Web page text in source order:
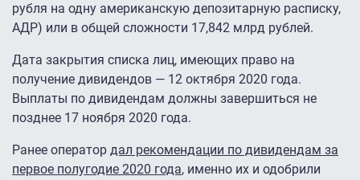
рубля на одну американскую депозитарную расписку,
АДР) или в общей сложности 17,842 млрд рублей.
Дата закрытия списка лиц, имеющих право на
получение дивидендов — 12 октября 2020 года.
Выплаты по дивидендам должны завершиться не
позднее 17 ноября 2020 года.
Ранее оператор дал рекомендации по дивидендам за
первое полугодие 2020 года, именно их и одобрили